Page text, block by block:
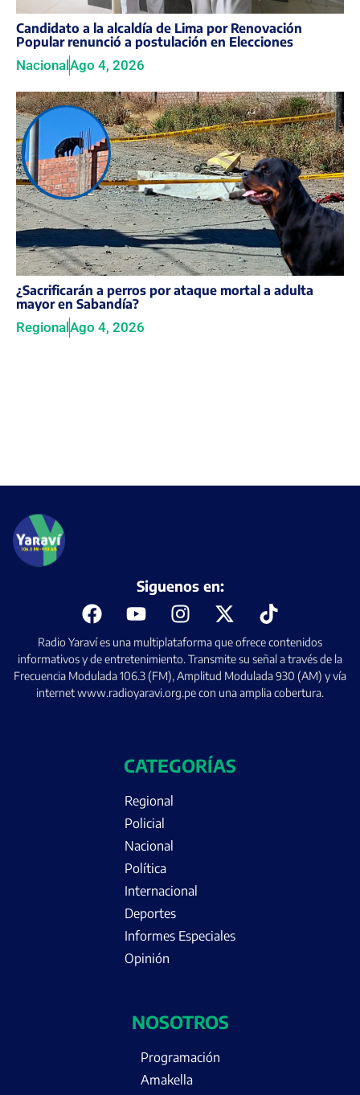
Candidato a la alcaldía de Lima por Renovación
Popular renunció a postulación en Elecciones
NacionalAgo 4, 2026
¿Sacrificarán a perros por ataque mortal a adulta
mayor en Sabandía?
Regional Ago 4, 2026
Radio Yaraví es una multiplataforma que ofrece contenidos
informativos y de entretenimiento. Transmite su señal a través de la
Frecuencia Modulada 106.3 (FM), Amplitud Modulada 930 (AM) y vía
internet www.radioyaravi.org.pe con una amplia cobertura.
Siguenos en:
CATEGORÍAS
Regional
Policial
Nacional
Política
Internacional
Deportes
Informes Especiales
Opinión
NOSOTROS
Programación
Amakella